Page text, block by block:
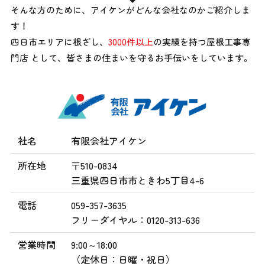
そんな方のために、アイケンがどんな会社なのかご紹介しま
す！
四日市エリアに根ざし、 3000件以上の実績を持つ屋根工事専
門店 として、 皆さまの住まいを守るお手伝いをしています。
社名
有限会社アイケン
所在地
〒510-0834
三重県四日市市ときわ5丁目4-6
電話
059-357-3635
フリーダイヤル：0120-313-636
営業時間
9:00～18:00
（定休日：日曜・祝日）